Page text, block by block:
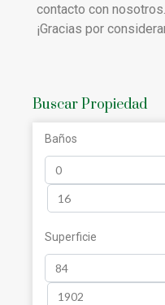
contacto con
¡Gracias por
Buscar Propiedad
Baños
Superficie